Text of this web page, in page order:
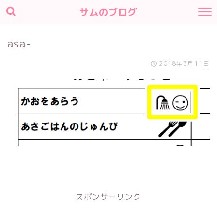
サムのブログ
asa-
2018年3月11日
スポンサーリンク